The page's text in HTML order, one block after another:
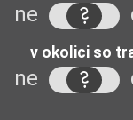
ne
v okolici so
ne